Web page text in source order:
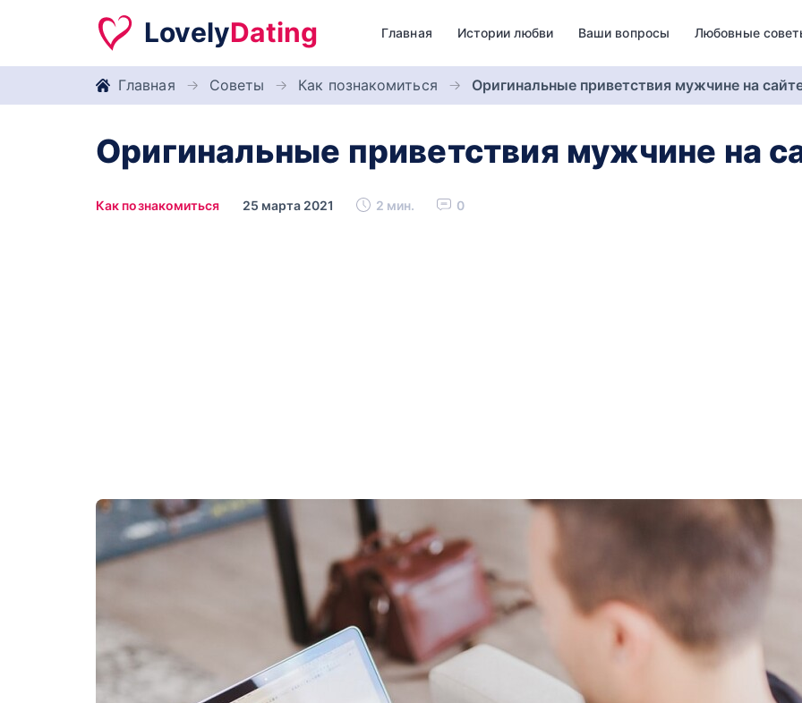
LovelyDating Главная Истории любви Ваши вопросы Любовные
Главная Советы Как познакомиться Оригинальные приветствия мужчине на
Оригинальные приветствия мужчине на
Как познакомиться 25 марта 2021 2 мин. 0